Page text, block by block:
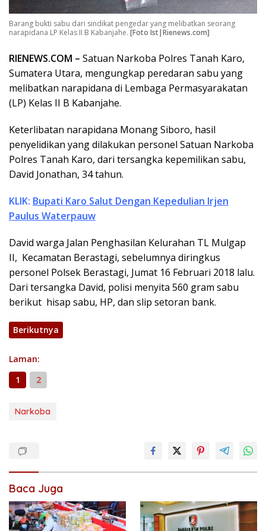
Barang bukti sabu dari sindikat pengedar yang melibatkan seorang
narapidana LP Kelas II B Kabanjahe. [Foto Ist|Rienews.com]
RIENEWS.COM – Satuan Narkoba Polres Tanah Karo,
Sumatera Utara, mengungkap peredaran sabu yang
melibatkan narapidana di Lembaga Permasyarakatan
(LP) Kelas II B Kabanjahe.
Keterlibatan narapidana Monang Siboro, hasil
penyelidikan yang dilakukan personel Satuan Narkoba
Polres Tanah Karo, dari tersangka kepemilikan sabu,
David Jonathan, 34 tahun.
KLIK: Bupati Karo Salut Dengan Kepedulian Irjen
Paulus Waterpauw
David warga Jalan Penghasilan Kelurahan TL Mulgap
II, Kecamatan Berastagi, sebelumnya diringkus
personel Polsek Berastagi, Jumat 16 Februari 2018 lalu.
Dari tersangka David, polisi menyita 560 gram sabu
berikut hisap sabu, HP, dan slip setoran bank.
Berikutnya
Laman:
1
2
Narkoba
Baca Juga